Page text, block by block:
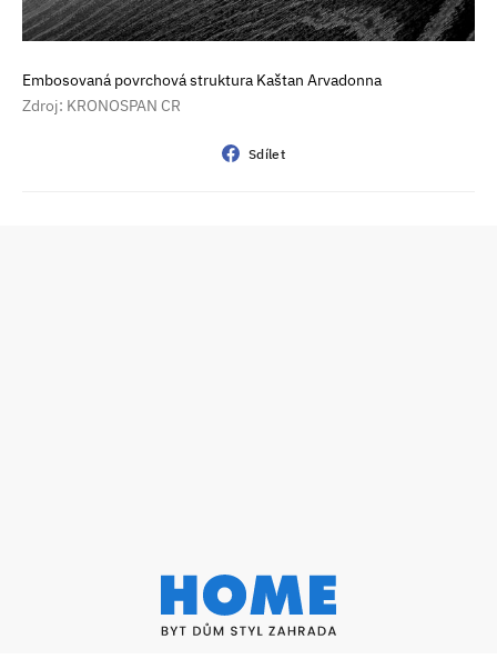
Embosovaná povrchová struktura Kaštan Arvadonna
Zdroj: KRONOSPAN CR
Sdílet